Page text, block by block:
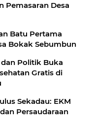
Pemasaran Desa
Batu Pertama
Bokak Sebumbun
Politik Buka
Gratis di
Sekadau: EKM
Persaudaraan